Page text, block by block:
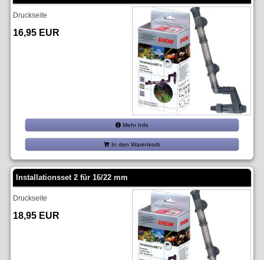
Druckseite
16,95 EUR
Mehr Info
In den Warenkorb
Installationsset 2 für 16/22 mm
Druckseite
18,95 EUR